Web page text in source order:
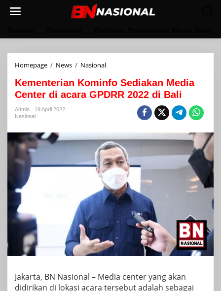
Homepage / News / NasionalKementerian
Sediakan
Media
Center
2022
di
Bali
Kementerian Kominfo Sediakan Media
Center di acara GPDRR 2022 di Bali
Admin
19 April 2022
Nasional
Jakarta, BN Nasional – Media center yang akan
didirikan di lokasi acara tersebut adalah sebagai